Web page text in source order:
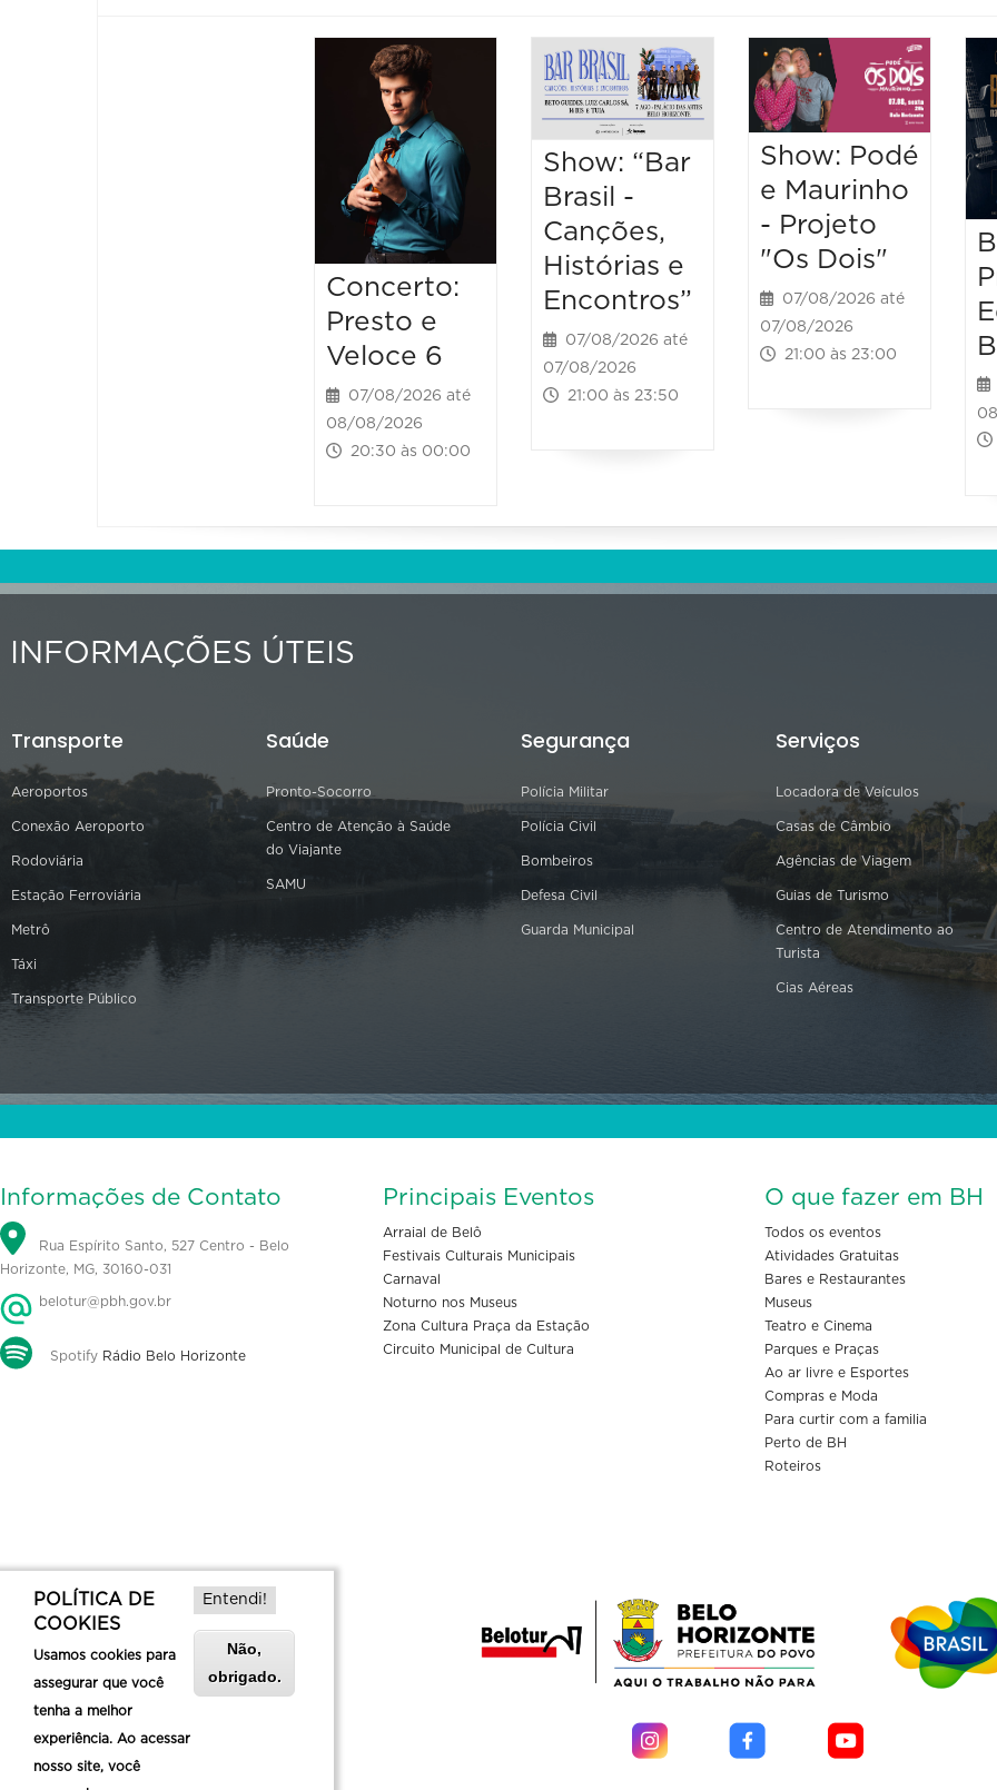
Concerto:
Presto e
Veloce 6
07/08/2026 até
08/08/2026
20:30 às 00:00
Show: “Bar
Brasil -
Canções,
Histórias e
Encontros”
07/08/2026 até
07/08/2026
21:00 às 23:50
Show: Podé
e Maurinho
- Projeto
"Os Dois"
07/08/2026 até
07/08/2026
21:00 às 23:00
INFORMAÇÕES ÚTEIS
Transporte
Aeroportos
Conexão Aeroporto
Rodoviária
Estação Ferroviária
Metrô
Táxi
Transporte Público
Saúde
Pronto-Socorro
Centro de Atenção à Saúde
do Viajante
SAMU
Segurança
Polícia Militar
Polícia Civil
Bombeiros
Defesa Civil
Guarda Municipal
Serviços
Locadora de Veículos
Casas de Câmbio
Agências de Viagem
Guias de Turismo
Centro de Atendimento ao
Turista
Cias Aéreas
Informações de Contato
Rua Espírito Santo, 527 Centro - Belo
Horizonte, MG, 30160-031
belotur@pbh.gov.br
Spotify Rádio Belo Horizonte
Principais Eventos
Arraial de Belô
Festivais Culturais Municipais
Carnaval
Noturno nos Museus
Zona Cultura Praça da Estação
Circuito Municipal de Cultura
O que fazer em BH
Todos os eventos
Atividades Gratuitas
Bares e Restaurantes
Museus
Teatro e Cinema
Parques e Praças
Ao ar livre e Esportes
Compras e Moda
Para curtir com a familia
Perto de BH
Roteiros
POLÍTICA DE
COOKIES
Usamos cookies para
assegurar que você
tenha a melhor
experiência. Ao acessar
nosso site, você
Entendi!
Não,
obrigado.